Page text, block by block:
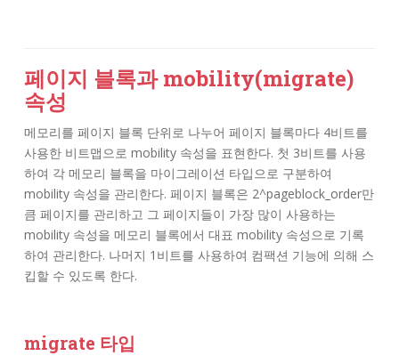
페이지 블록과 mobility(migrate)
속성
메모리를 페이지 블록 단위로 나누어 페이지 블록마다 4비트를
사용한 비트맵으로 mobility 속성을 표현한다. 첫 3비트를 사용
하여 각 메모리 블록을 마이그레이션 타입으로 구분하여
mobility 속성을 관리한다. 페이지 블록은 2^pageblock_order만
큼 페이지를 관리하고 그 페이지들이 가장 많이 사용하는
mobility 속성을 메모리 블록에서 대표 mobility 속성으로 기록
하여 관리한다. 나머지 1비트를 사용하여 컴팩션 기능에 의해 스
킵할 수 있도록 한다.
migrate 타입